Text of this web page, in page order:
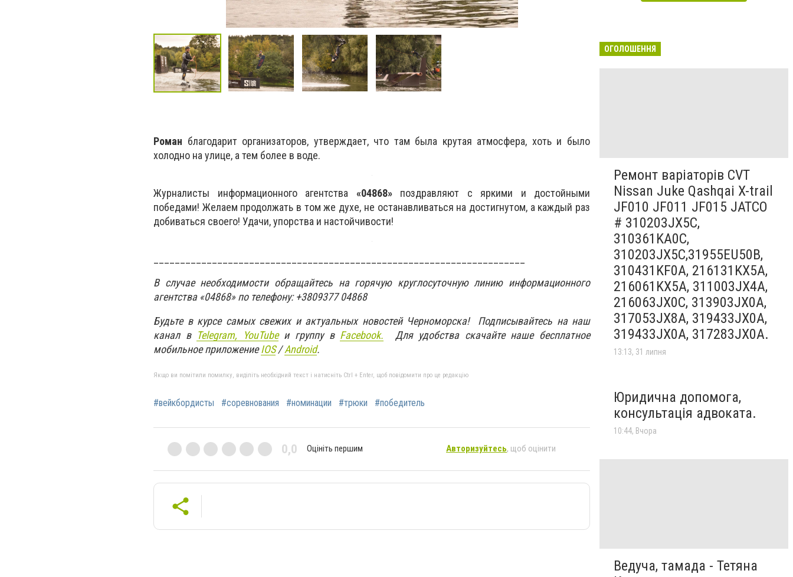
Роман благодарит организаторов, утверждает, что там была крутая атмосфера, хоть и было
холодно на улице, а тем более в воде.
Журналисты информационного агентства «04868»поздравляют с яркими и достойными
победами! Желаем продолжать в том же духе, не останавливаться на достигнутом, а каждый раз
добиваться своего! Удачи, упорства и настойчивости!
В случае необходимости обращайтесь на горячую круглосуточную линию информационного
агентства «04868» по телефону: +3809377 04868
Будьте в курсе самых свежих и актуальных новостей Черноморска! Подписывайтесь на наш
канал в Telegram, YouTubeи группу в Facebook. Для удобства скачайте наше бесплатное
мобильное приложениеIOS/Android.
Якщо ви помітили помилку, виділіть необхідний текст і натисніть Ctrl + Enter, щоб повідомити про це редакцію
#вейкбордисты #соревнования #номинации #трюки #победитель
0,0 Оцініть першим Авторизуйтесь, щоб оцінити
ОГОЛОШЕННЯ
Ремонт варіаторів CVT
Nissan Juke Qashqai X-trail
JF010 JF011 JF015 JATCO
# 310203JX5C,
310361KA0C,
310203JX5C,31955EU50B,
310431KF0A, 216131KX5A,
216061KX5A, 311003JX4A,
216063JX0C, 313903JX0A,
317053JX8A, 319433JX0A,
319433JX0A, 317283JX0A.
13:13, 31 липня
Юридична допомога,
консультація адвоката.
10:44, Вчора
Ведуча, тамада - Тетяна